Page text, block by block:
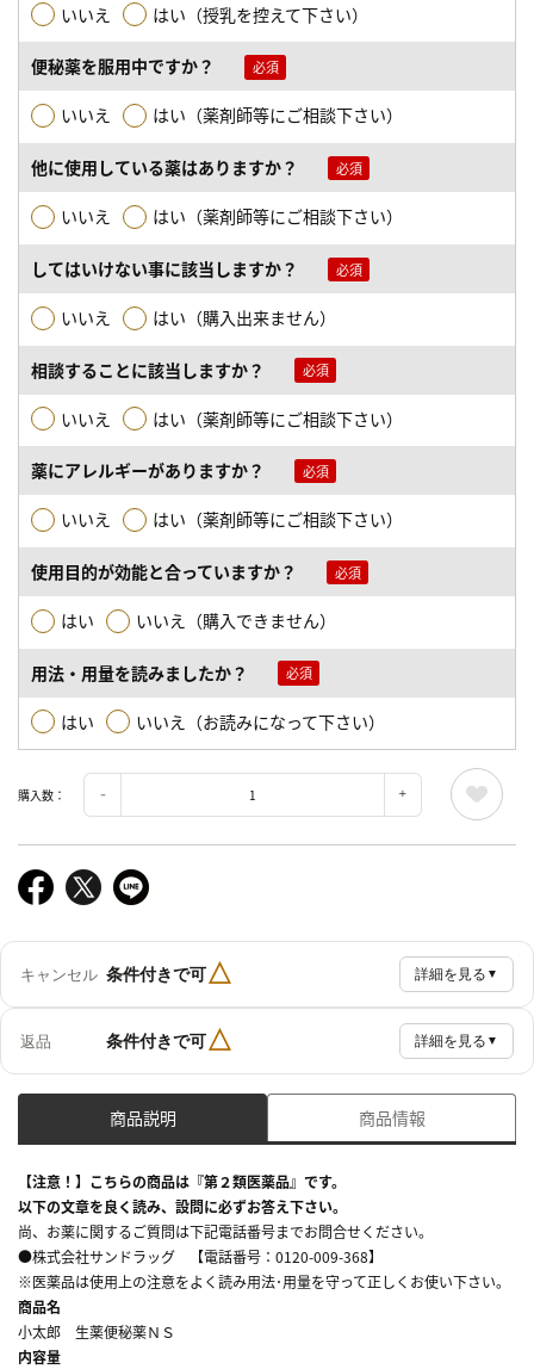
いいえ はい（授乳を控えて下さい）
便秘薬を服用中ですか？
いいえ はい（薬剤師等にご相談下さい）
他に使用している薬はありますか？
いいえ はい（薬剤師等にご相談下さい）
してはいけない事に該当しますか？
いいえ はい（購入出来ません）
相談することに該当しますか？
いいえ はい（薬剤師等にご相談下さい）
薬にアレルギーがありますか？
いいえ はい（薬剤師等にご相談下さい）
使用目的が効能と合っていますか？
はい いいえ（購入できません）
用法・用量を読みましたか？
はい いいえ（お読みになって下さい）
購入数：
キャンセル 条件付きで可△ 詳細を見る ▼
返品 条件付きで可△ 詳細を見る ▼
商品説明 商品情報
【注意！】こちらの商品は『第２類医薬品』です。
以下の文章を良く読み、設問に必ずお答え下さい。
尚、お薬に関するご質問は下記電話番号までお問合せください。
●株式会社サンドラッグ 【電話番号：0120-009-368】
※医薬品は使用上の注意をよく読み用法･用量を守って正しくお使い下さい。
商品名
小太郎 生薬便秘薬ＮＳ
内容量